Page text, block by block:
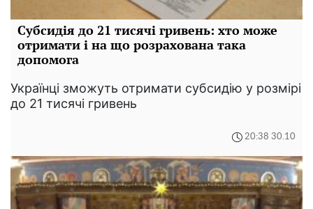
Субсидія до 21 тисячі гривень: хто може
отримати і на що розрахована така
допомога
Українці зможуть отримати субсидію у розмірі
до 21 тисячі гривень
20:38 30.10